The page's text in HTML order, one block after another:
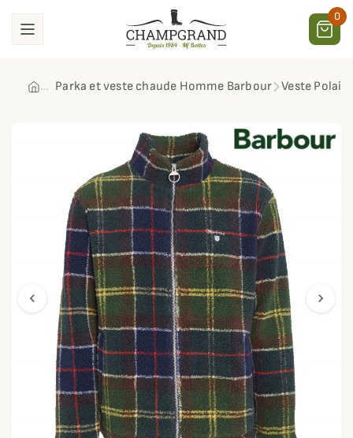
0
Parka et veste chaude Homme Barbour Veste
chevron_left chevron_right